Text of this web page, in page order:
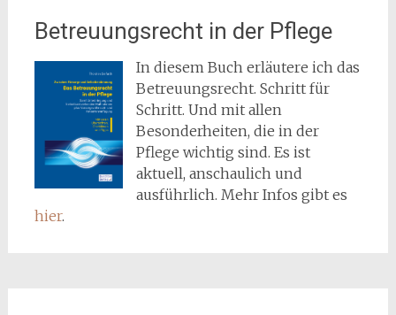
Betreuungsrecht in der Pflege
In diesem Buch erläutere ich das
Betreuungsrecht. Schritt für
Schritt. Und mit allen
Besonderheiten, die in der
Pflege wichtig sind. Es ist
aktuell, anschaulich und
ausführlich. Mehr Infos gibt es
hier.